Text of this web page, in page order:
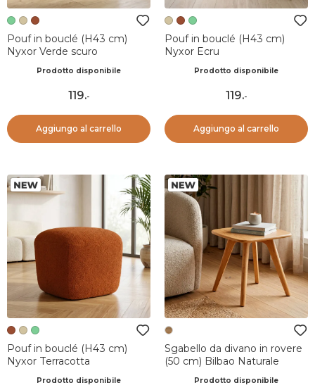
Pouf in bouclé (H43 cm)
Nyxor Verde scuro
Prodotto disponibile
119.-
Aggiungo al carrello
Pouf in bouclé (H43 cm)
Nyxor Ecru
Prodotto disponibile
119.-
Aggiungo al carrello
Pouf in bouclé (H43 cm)
Nyxor Terracotta
Prodotto disponibile
Sgabello da divano in rovere
(50 cm) Bilbao Naturale
Prodotto disponibile